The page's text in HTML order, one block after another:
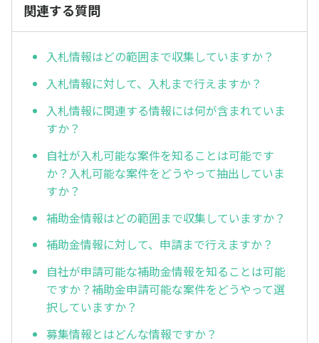
関連する質問
入札情報はどの範囲まで収集していますか？
入札情報に対して、入札まで行えますか？
入札情報に関連する情報には何が含まれていま
すか？
自社が入札可能な案件を知ることは可能です
か？入札可能な案件をどうやって抽出していま
すか？
補助金情報はどの範囲まで収集していますか？
補助金情報に対して、申請まで行えますか？
自社が申請可能な補助金情報を知ることは可能
ですか？補助金申請可能な案件をどうやって選
択していますか？
募集情報とはどんな情報ですか？